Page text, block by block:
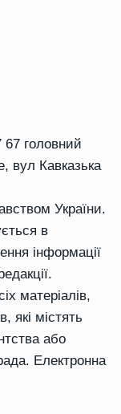
67 головний
вул Кавказька
України.
в
інформації
матеріалів,
які містять
або
Електронна